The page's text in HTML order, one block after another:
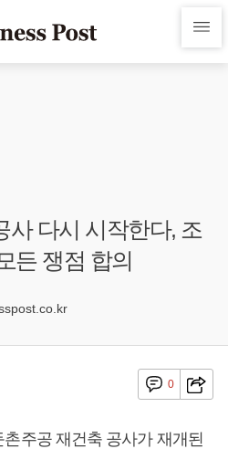
사 다시 시작한다, 조
든 쟁점 합의
0
주공 재건축 공사가 재개된